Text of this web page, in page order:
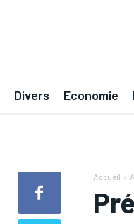
Divers Economie
Accueil